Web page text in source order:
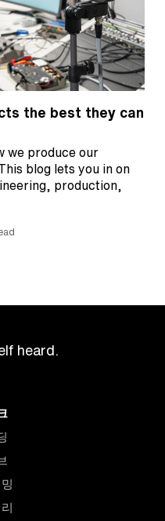
the best they can
we produce our
blog lets you in on
production,
heard.